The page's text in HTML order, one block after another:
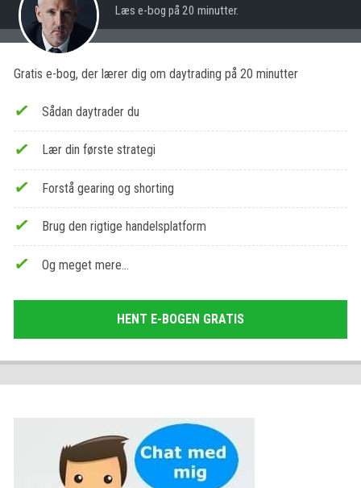
Læs e-bog på 20 minutter.
Gratis e-bog, der lærer dig om daytrading på 20 minutter
Sådan daytrader du
Lær din første strategi
Forstå gearing og shorting
Brug den rigtige handelsplatform
Og meget mere…
HENT E-BOGEN GRATIS